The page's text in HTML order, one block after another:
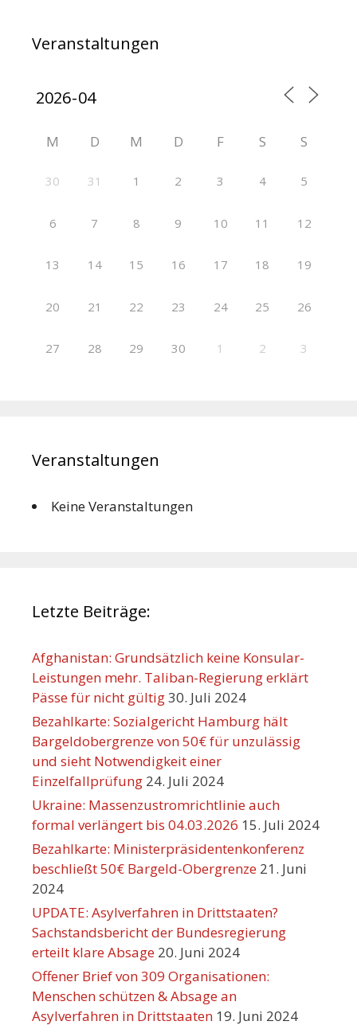
Veranstaltungen
M D M D F S S
30 31 1 2 3 4 5
6 7 8 9 10 11 12
13 14 15 16 17 18 19
20 21 22 23 24 25 26
27 28 29 30 1 2 3
Veranstaltungen
Keine Veranstaltungen
Letzte Beiträge:
Afghanistan: Grundsätzlich keine Konsular-
Leistungen mehr. Taliban-Regierung erklärt
Pässe für nicht gültig30. Juli 2024
Bezahlkarte: Sozialgericht Hamburg hält
Bargeldobergrenze von 50€ für unzulässig
und sieht Notwendigkeit einer
Einzelfallprüfung 24. Juli 2024
Ukraine: Massenzustromrichtlinie auch
formal verlängert bis 04.03.2026 15. Juli 2024
Bezahlkarte: Ministerpräsidentenkonferenz
beschließt 50€ Bargeld-Obergrenze 21. Juni
2024
UPDATE: Asylverfahren in Drittstaaten?
Sachstandsbericht der Bundesregierung
erteilt klare Absage 20. Juni 2024
Offener Brief von 309 Organisationen:
Menschen schützen & Absage an
Asylverfahren in Drittstaaten 19. Juni 2024